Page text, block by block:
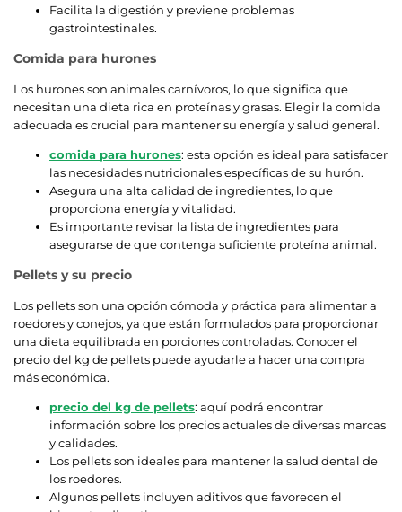
Facilita la digestión y previene problemas
gastrointestinales.
Comida para hurones
Los hurones son animales carnívoros, lo que significa que
necesitan una dieta rica en proteínas y grasas. Elegir la comida
adecuada es crucial para mantener su energía y salud general.
comida para hurones: esta opción es ideal para satisfacer
las necesidades nutricionales específicas de su hurón.
Asegura una alta calidad de ingredientes, lo que
proporciona energía y vitalidad.
Es importante revisar la lista de ingredientes para
asegurarse de que contenga suficiente proteína animal.
Pellets y su precio
Los pellets son una opción cómoda y práctica para alimentar a
roedores y conejos, ya que están formulados para proporcionar
una dieta equilibrada en porciones controladas. Conocer el
precio del kg de pellets puede ayudarle a hacer una compra
más económica.
precio del kg de pellets: aquí podrá encontrar
información sobre los precios actuales de diversas marcas
y calidades.
Los pellets son ideales para mantener la salud dental de
los roedores.
Algunos pellets incluyen aditivos que favorecen el